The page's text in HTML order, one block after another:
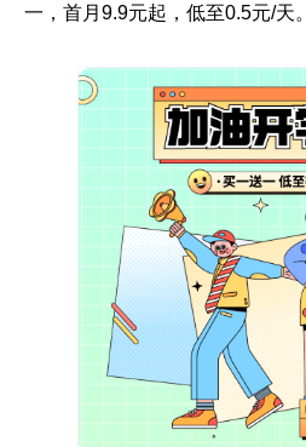
一，首月9.9元起，低至0.5元/天。